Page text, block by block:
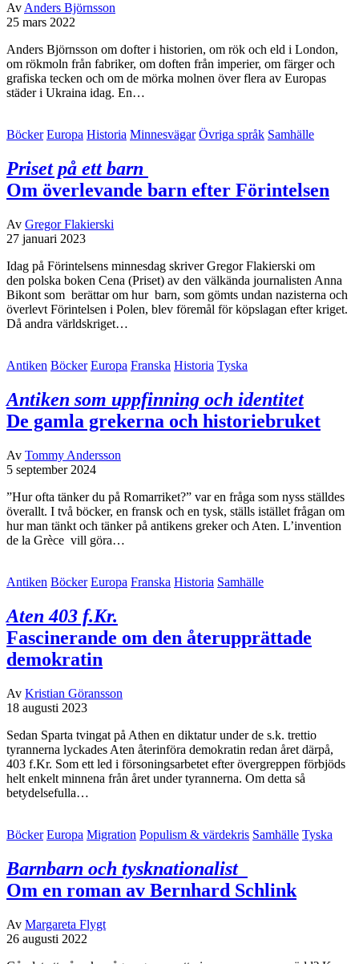
AvAnders Björnsson
25 mars 2022
Anders Björnsson om dofter i historien, om rök och eld i London,
om rökmoln från fabriker, om doften från imperier, om färger och
grafiska tecken och om de mörka molnen över flera av Europas
städer i Ukraina idag. En…
Böcker Europa Historia Minnesvägar Övriga språk Samhälle
Priset på ett barn
Om överlevande barn efter Förintelsen
Av Gregor Flakierski
27 januari 2023
Idag på Förintelsens minnesdag skriver Gregor Flakierski om
den polska boken Cena (Priset) av den välkända journalisten Anna
Bikont som berättar om hur barn, som gömts undan nazisterna och
överlevt Förintelsen i Polen, blev föremål för köpslagan efter kriget.
Då andra världskriget…
Antiken Böcker Europa Franska Historia Tyska
Antiken som uppfinning och identitet
De gamla grekerna och historiebruket
Av Tommy Andersson
5 september 2024
”Hur ofta tänker du på Romarriket?” var en fråga som nyss ställdes
överallt. I två böcker, en fransk och en tysk, ställs istället frågan om
hur man tänkt och tänker på antikens greker och Aten. L’invention
de la Grèce vill göra…
Antiken Böcker Europa Franska Historia Samhälle
Aten 403 f.Kr.
Fascinerande om den återupprättade
demokratin
Av Kristian Göransson
18 augusti 2023
Sedan Sparta tvingat på Athen en diktatur under de s.k. trettio
tyrannerna lyckades Aten återinföra demokratin redan året därpå,
403 f.Kr. Som ett led i försoningsarbetet efter övergreppen förbjöds
helt enkelt minnena från året under tyrannerna. Om detta så
betydelsefulla…
Böcker Europa Migration Populism & värdekris Samhälle Tyska
Barnbarn och tysknationalist
Om en roman av Bernhard Schlink
Av Margareta Flygt
26 augusti 2022